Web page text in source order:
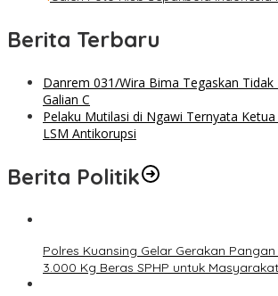
Berita Terbaru
Danrem 031/Wira Bima Tegaskan Tidak
Galian C
Pelaku Mutilasi di Ngawi Ternyata
LSM Antikorupsi
Berita Politik
Polres Kuansing Gelar Gerakan
3.000 Kg Beras SPHP untuk Masyarakat